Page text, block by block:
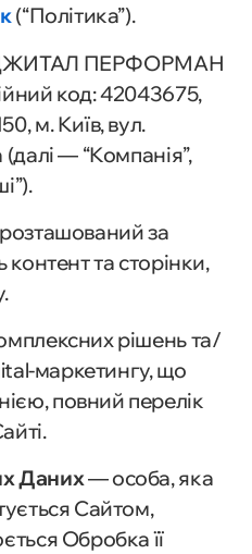
(“Політика”).
ПЕРФОРМАН
код: 42043675,
м. Київ, вул.
— “Компанія”,
за
контент та сторінки,
рішень та/
маркетингу, що
повний перелік
Даних— особа, яка
Сайтом,
Обробка її